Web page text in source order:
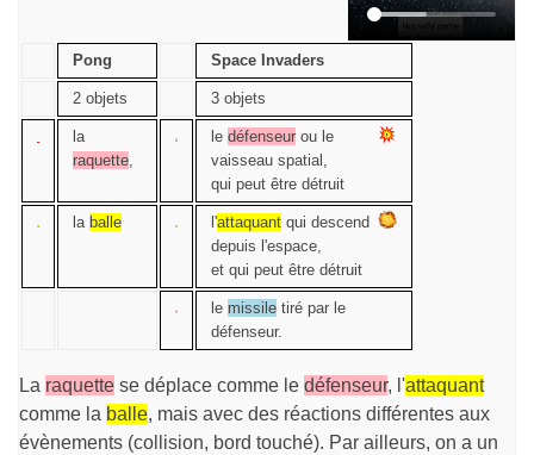
Pong Space Invaders
2 objets 3 objets
la
raquette,
le défenseur ou le
vaisseau spatial,
qui peut être détruit
la balle l'attaquant qui descend
depuis l'espace,
et qui peut être détruit
le missile tiré par le
défenseur.
La raquette se déplace comme le défenseur, l'attaquant
comme la balle, mais avec des réactions différentes aux
évènements (collision, bord touché). Par ailleurs, on a un